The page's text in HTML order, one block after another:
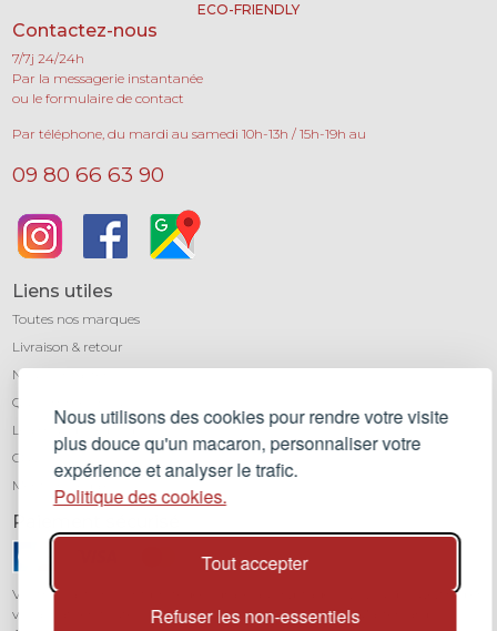
Nous utilisons des cookies pour rendre votre visite
plus douce qu'un macaron, personnaliser votre
expérience et analyser le trafic.
Politique des cookies.
Tout accepter
Refuser les non-essentiels
ECO-FRIENDLY
Contactez-nous
7/7j 24/24h
Par la messagerie instantanée
ou le formulaire de contact
Par téléphone, du mardi au samedi 10h-13h / 15h-19h au
09 80 66 63 90
Liens utiles
Toutes nos marques
Livraison & retour
Nous contacter
Qui sommes-nous ?
Léa mundis, le blog
CGV
Mentions légales
Paiement sécurisé
Vos transactions sont protégées grâce au cryptage SSL. Vous pouvez régler
vos achats en toute confiance par carte bancaire (Visa, Mastercard,